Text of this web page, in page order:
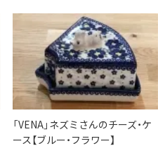
「VENA」ネズミさんのチーズ・ケ
ース【ブルー・フラワー】